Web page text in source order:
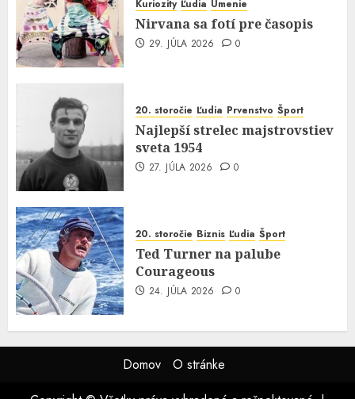
Kuriozity Ľudia Umenie
Nirvana sa fotí pre časopis
29. JÚLA 2026 0
20. storočie Ľudia Prvenstvo Šport
Najlepší strelec majstrovstiev
sveta 1954
27. JÚLA 2026 0
20. storočie Biznis Ľudia Šport
Ted Turner na palube
Courageous
24. JÚLA 2026 0
Domov
O stránke